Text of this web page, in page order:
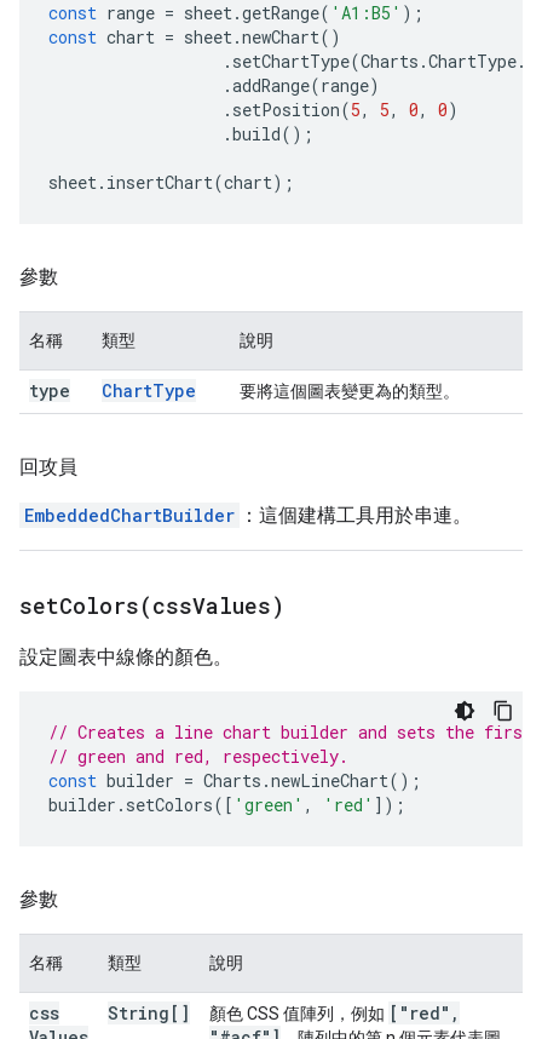
const range = sheet.getRange( 'A1:B5' );
const chart = sheet.newChart()
. setChartType(Charts .ChartType.
.addRange(range)
. setPosition(5, 5, 0, 0)
.build();
sheet. insertChart(chart);
參數
名稱 類型 說明
type ChartType 要將這個圖表變更為的類型。
回攻員
EmbeddedChartBuilder ：這個建構工具用於串連。
setColors(cssValues)
設定圖表中線條的顏色。
// Creates a line chart builder and sets the first
// green and red, respectively.
const builder = Charts .newLineChart();
builder . setColors([ 'green' , 'red' ]);
參數
名稱 類型 說明
css
String[] 顏色 CSS 值陣列，例如 ["red" ,